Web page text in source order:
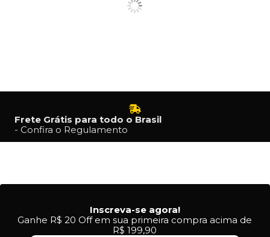
Frete Grátis para todo o Brasil
- Confira o Regulamento
Inscreva-se agora!
Ganhe R$ 20 Off em sua primeira compra acima de
R$ 199,90